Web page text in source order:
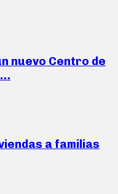
nuevo Centro de
a familias